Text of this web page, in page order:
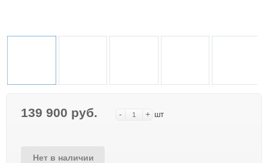
139 900 руб. - + шт
Нет в наличии